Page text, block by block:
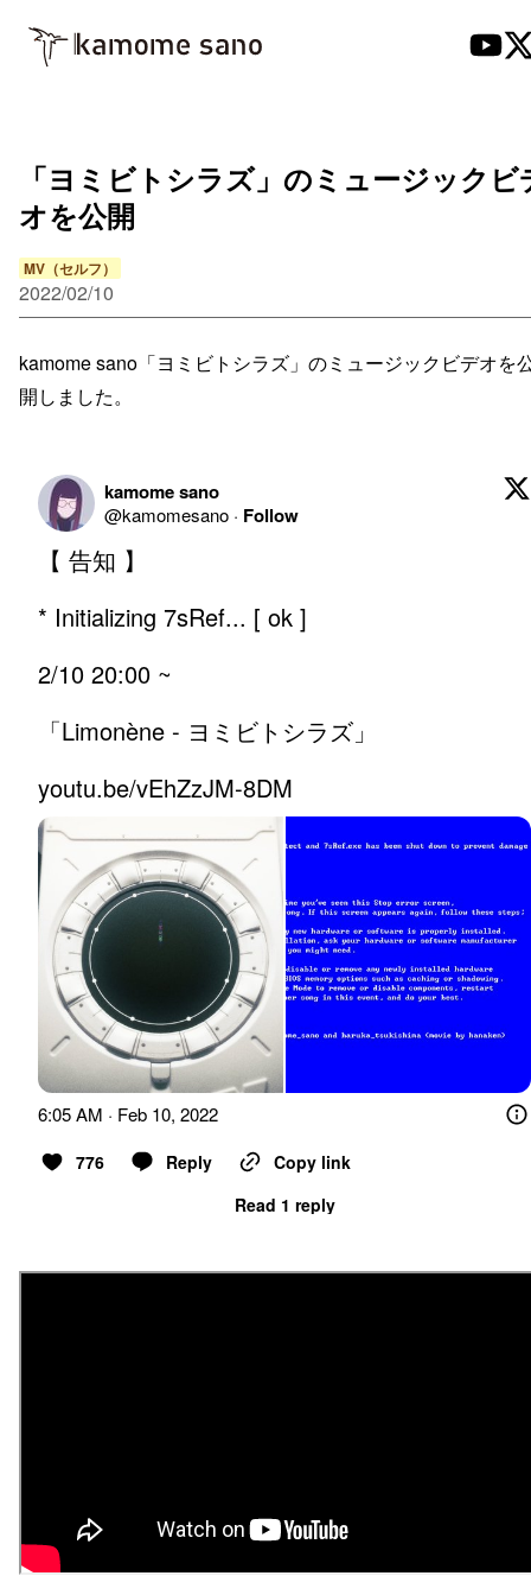
「ヨミビトシラズ」のミュージックビ
オを公開
MV（セルフ）
2022/02/10
kamome sano「ヨミビトシラズ」のミュージックビデオを
開しました。
kamome sano
@kamomesano · Follow
【 告知 】
* Initializing 7sRef... [ ok ]
2/10 20:00 ~
「Limonène - ヨミビトシラズ」
youtu.be/vEhZzJM-8DM
6:05 AM · Feb 10, 2022
776 Reply
Copy link
Read 1 reply